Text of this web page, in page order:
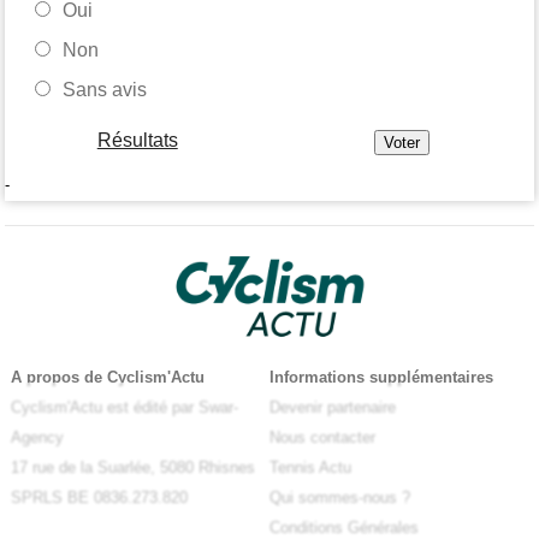
Oui
Non
Sans avis
Résultats
-
A propos de Cyclism'Actu
Cyclism'Actu est édité par Swar-
Agency
17 rue de la Suarlée, 5080 Rhisnes
SPRLS BE 0836.273.820
Informations supplémentaires
Devenir partenaire
Nous contacter
Tennis Actu
Qui sommes-nous ?
Conditions Générales